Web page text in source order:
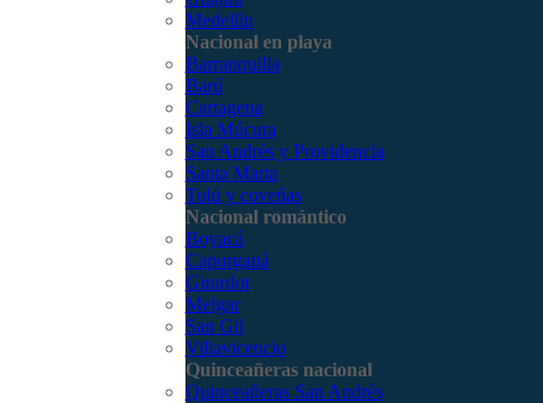
Medellín
Nacional en playa
Barranquilla
Barú
Cartagena
Isla Múcura
San Andrés y Providencia
Santa Marta
Tolú y coveñas
Nacional romántico
Boyacá
Capurganá
Girardot
Melgar
San Gil
Villavicencio
Quinceañeras nacional
Quinceañeras San Andrés